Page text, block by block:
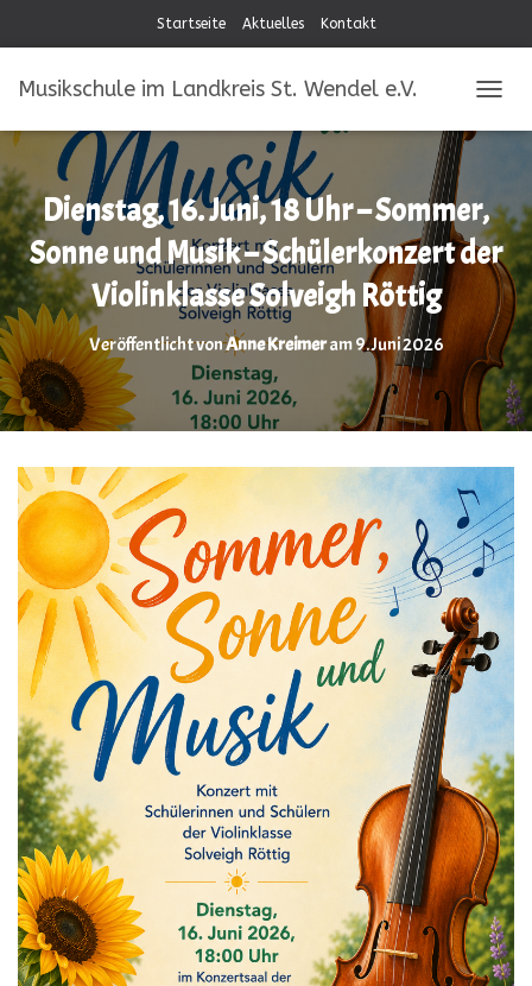
Startseite Aktuelles Kontakt
Musikschule im Landkreis St. Wendel e.V.
Dienstag, 16. Juni, 18 Uhr – Sommer,
Sonne und Musik – Schülerkonzert der
Violinklasse Solveigh Röttig
Veröffentlicht vonAnne Kreimeram9. Juni 2026